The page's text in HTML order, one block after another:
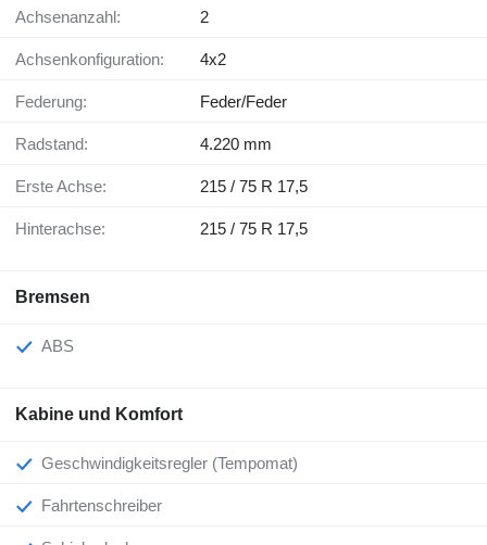
Achsenanzahl: 2
Achsenkonfiguration: 4x2
Federung: Feder/Feder
Radstand: 4.220 mm
Erste Achse: 215 / 75 R 17,5
Hinterachse: 215 / 75 R 17,5
Bremsen
ABS
Kabine und Komfort
Geschwindigkeitsregler (Tempomat)
Fahrtenschreiber